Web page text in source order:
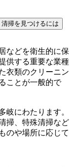
掃を見つけるには
などを衛生的に保
供する重要な業種
衣類のクリーニン
ことが一般的で
岐にわたります。
掃、特殊清掃など
のや場所に応じて